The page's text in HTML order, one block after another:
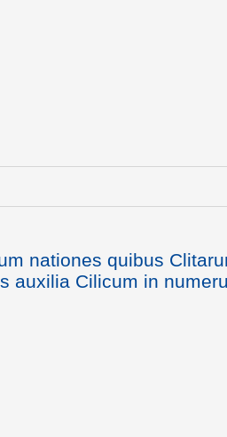
nationes quibus
auxilia Cilicum in